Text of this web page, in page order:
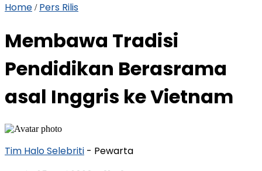
Home / Pers Rilis
Membawa Tradisi
Pendidikan Berasrama
asal Inggris ke Vietnam
Tim Halo Selebriti - Pewarta